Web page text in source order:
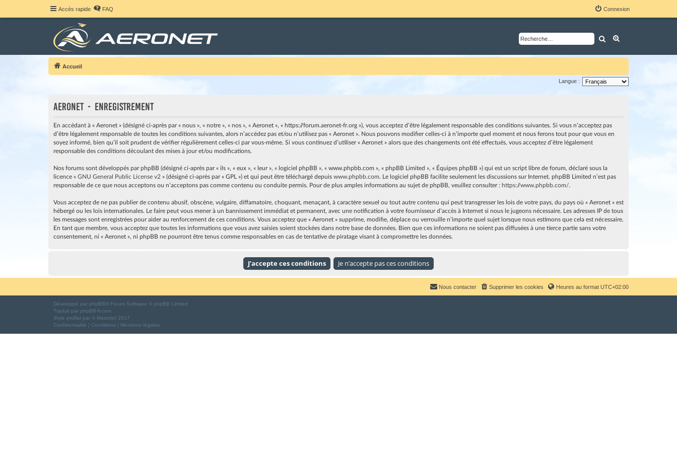
Accès rapide FAQ Connexion
Rechercher
Accueil
Langue :
Aeronet - Enregistrement
En accédant à « Aeronet » (désigné ci-après par « nous », « notre », « nos », « Aeronet », « https://forum.aeronet-fr.org »), vous acceptez d’être légalement responsable des conditions suivantes. Si vous n’acceptez pas
d’être légalement responsable de toutes les conditions suivantes, alors n’accédez pas et/ou n’utilisez pas « Aeronet ». Nous pouvons modifier celles-ci à n’importe quel moment et nous ferons tout pour que vous en
soyez informé, bien qu’il soit prudent de vérifier régulièrement celles-ci par vous-même. Si vous continuez d’utiliser « Aeronet » alors que des changements ont été effectués, vous acceptez d’être légalement
responsable des conditions découlant des mises à jour et/ou modifications.
Nos forums sont développés par phpBB (désigné ci-après par « ils », « eux », « leur », « logiciel phpBB », « www.phpbb.com », « phpBB Limited », « Équipes phpBB ») qui est un script libre de forum, déclaré sous la
licence « GNU General Public License v2 » (désigné ci-après par « GPL ») et qui peut être téléchargé depuis www.phpbb.com. Le logiciel phpBB facilite seulement les discussions sur Internet. phpBB Limited n’est pas
responsable de ce que nous acceptons ou n’acceptons pas comme contenu ou conduite permis. Pour de plus amples informations au sujet de phpBB, veuillez consulter : https://www.phpbb.com/.
Vous acceptez de ne pas publier de contenu abusif, obscène, vulgaire, diffamatoire, choquant, menaçant, à caractère sexuel ou tout autre contenu qui peut transgresser les lois de votre pays, du pays où « Aeronet » est
hébergé ou les lois internationales. Le faire peut vous mener à un bannissement immédiat et permanent, avec une notification à votre fournisseur d’accès à Internet si nous le jugeons nécessaire. Les adresses IP de tous
les messages sont enregistrées pour aider au renforcement de ces conditions. Vous acceptez que « Aeronet » supprime, modifie, déplace ou verrouille n’importe quel sujet lorsque nous estimons que cela est nécessaire.
En tant que membre, vous acceptez que toutes les informations que vous avez saisies soient stockées dans notre base de données. Bien que ces informations ne soient pas diffusées à une tierce partie sans votre
consentement, ni « Aeronet », ni phpBB ne pourront être tenus comme responsables en cas de tentative de piratage visant à compromettre les données.
Heures au format UTC+02:00
Supprimer les cookies
Nous contacter
Développé par phpBB® Forum Software © phpBB Limited
Traduit par phpBB-fr.com
Style proflat par © Mazeltof 2017
Confidentialité | Conditions | Mentions légales